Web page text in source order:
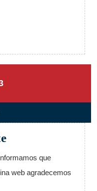
2025
13
que
web agradecemos